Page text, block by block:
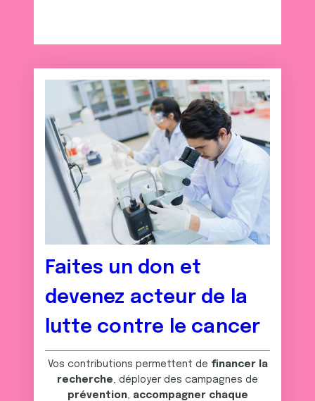
Faites un don et
devenez acteur de la
lutte contre le cancer
Vos contributions permettent de financer la
recherche, déployer des campagnes de
prévention, accompagner chaque